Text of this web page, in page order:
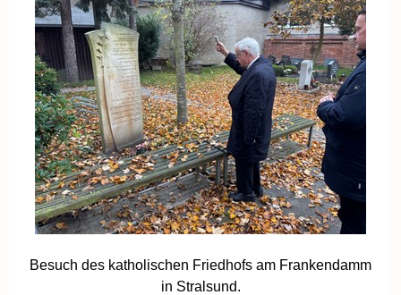
Besuch des katholischen Friedhofs am Frankendamm
in Stralsund.